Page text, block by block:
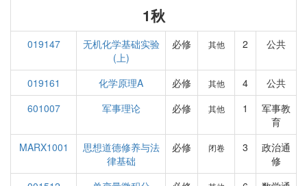
1秋
019147
无机化学基础实验
(上)
必修 其他 2 公共
019161 化学原理A 必修 其他 4
公共
601007
军事理论 必修 其他 1
军事教
育
MARX1001
思想道德修养与法
律基础
必修 闭卷 3
政治通
修